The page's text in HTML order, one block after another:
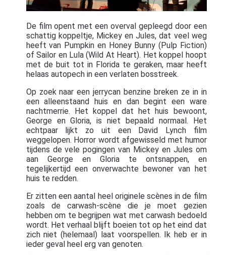
De film opent met een overval gepleegd door een
schattig koppeltje, Mickey en Jules, dat veel weg
heeft van Pumpkin en Honey Bunny (Pulp Fiction)
of Sailor en Lula (Wild At Heart). Het koppel hoopt
met de buit tot in Florida te geraken, maar heeft
helaas autopech in een verlaten bosstreek.
Op zoek naar een jerrycan benzine breken ze in in
een alleenstaand huis en dan begint een ware
nachtmerrie. Het koppel dat het huis bewoont,
George en Gloria, is niet bepaald normaal. Het
echtpaar lijkt zo uit een David Lynch film
weggelopen. Horror wordt afgewisseld met humor
tijdens de vele pogingen van Mickey en Jules om
aan George en Gloria te ontsnappen, en
tegelijkertijd een onverwachte bewoner van het
huis te redden.
Er zitten een aantal heel originele scènes in de film
zoals de carwash-scène die je moet gezien
hebben om te begrijpen wat met carwash bedoeld
wordt. Het verhaal blijft boeien tot op het eind dat
zich niet (helemaal) laat voorspellen. Ik heb er in
ieder geval heel erg van genoten.